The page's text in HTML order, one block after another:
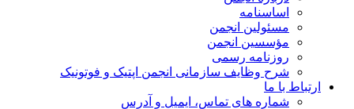
اساسنامه
مسئولین انجمن
مؤسسین انجمن
روزنامه رسمی
شرح وظایف سازمانی انجمن اپتیک و فوتونیک
ارتباط با ما
شماره های تماس، ایمیل و آدرس